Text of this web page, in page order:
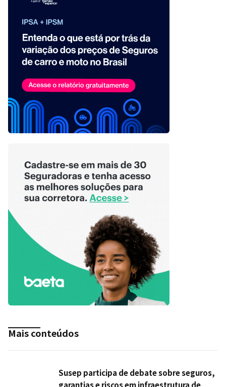
Mais conteúdos
Susep participa de debate sobre seguros,
garantias e riscos em infraestrutura de